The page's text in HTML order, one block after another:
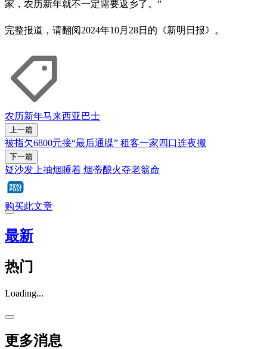
家，农历新年就不一定需要返乡了。”
完整报道，请翻阅2024年10月28日的《新明日报》。
农历新年马来西亚 巴士
上一篇
被指欠6800元接“最后通牒” 租客一家四口连夜搬
下一篇
疑沙发上抽烟睡着 烟蒂酿火夺老翁命
购买此文章
最新
热门
Loading...
更多消息